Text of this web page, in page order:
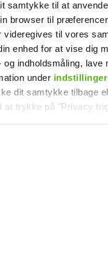
samtykke til at
browser til
til vores
enhed for at vise dig
indholdsmåling, lave
under indstillinger
dit samtykke tilbage
at trykke på "Privacy
fra tredjeparter til at
samt til brug
Elbæk tabt sig